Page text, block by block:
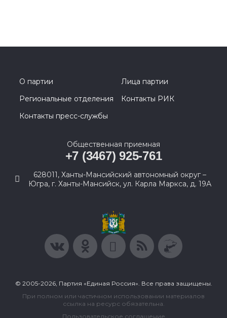
О партии
Лица партии
Региональные отделения
Контакты РИК
Контакты пресс-службы
Общественная приемная
+7 (3467) 925-761
628011, Ханты-Мансийский автономный округ –
Югра, г. Ханты-Мансийск, ул. Карла Маркса, д. 19А
© 2005-2026, Партия «Единая Россия». Все права защищены.
При полном или частичном использовании материалов
ссылка на ресурс обязательна.
Пользовательское соглашение